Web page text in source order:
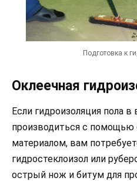
Подготовка к
Оклеечная
Если гидроизоляция пола в
производиться с
материалом, вам
гидростеклоизол или
острый нож и битум для